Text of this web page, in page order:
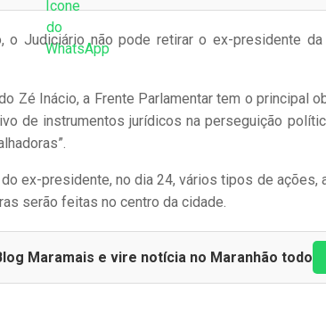
o Judiciário não pode retirar o ex-presidente
Zé Inácio, a Frente Parlamentar tem o principal
de instrumentos jurídicos na perseguição
ex-presidente, no dia 24, vários tipos de ações,
serão feitas no centro da cidade.
Maramais e vire notícia no Maranhão todo